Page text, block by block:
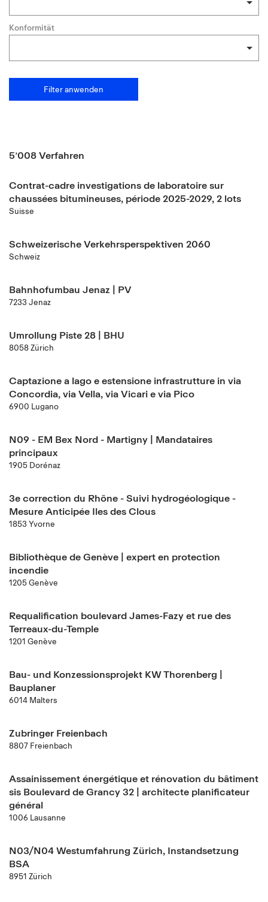
Konformität
Filter anwenden
5’008 Verfahren
Contrat-cadre investigations de laboratoire sur
chaussées bitumineuses, période 2025-2029, 2 lots
Suisse
Schweizerische Verkehrsperspektiven 2060
Schweiz
Bahnhofumbau Jenaz | PV
7233 Jenaz
Umrollung Piste 28 | BHU
8058 Zürich
Captazione a lago e estensione infrastrutture in via
Concordia, via Vella, via Vicari e via Pico
6900 Lugano
N09 - EM Bex Nord - Martigny | Mandataires
principaux
1905 Dorénaz
3e correction du Rhône - Suivi hydrogéologique -
Mesure Anticipée Iles des Clous
1853 Yvorne
Bibliothèque de Genève | expert en protection
incendie
1205 Genève
Requalification boulevard James-Fazy et rue des
Terreaux-du-Temple
1201 Genève
Bau- und Konzessionsprojekt KW Thorenberg |
Bauplaner
6014 Malters
Zubringer Freienbach
8807 Freienbach
Assainissement énergétique et rénovation du bâtiment
sis Boulevard de Grancy 32 | architecte planificateur
général
1006 Lausanne
N03/N04 Westumfahrung Zürich, Instandsetzung
BSA
8951 Zürich